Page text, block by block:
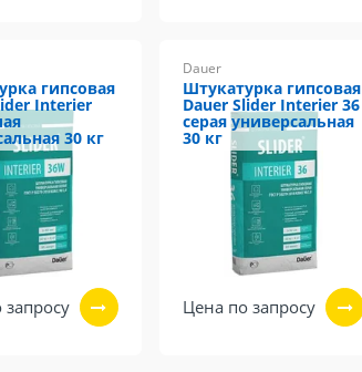
гипсовая
Interier
30 кг
Dauer
Штукатурка гипсовая
Dauer Slider Interier 36
серая универсальная
30 кг
Цена по запросу